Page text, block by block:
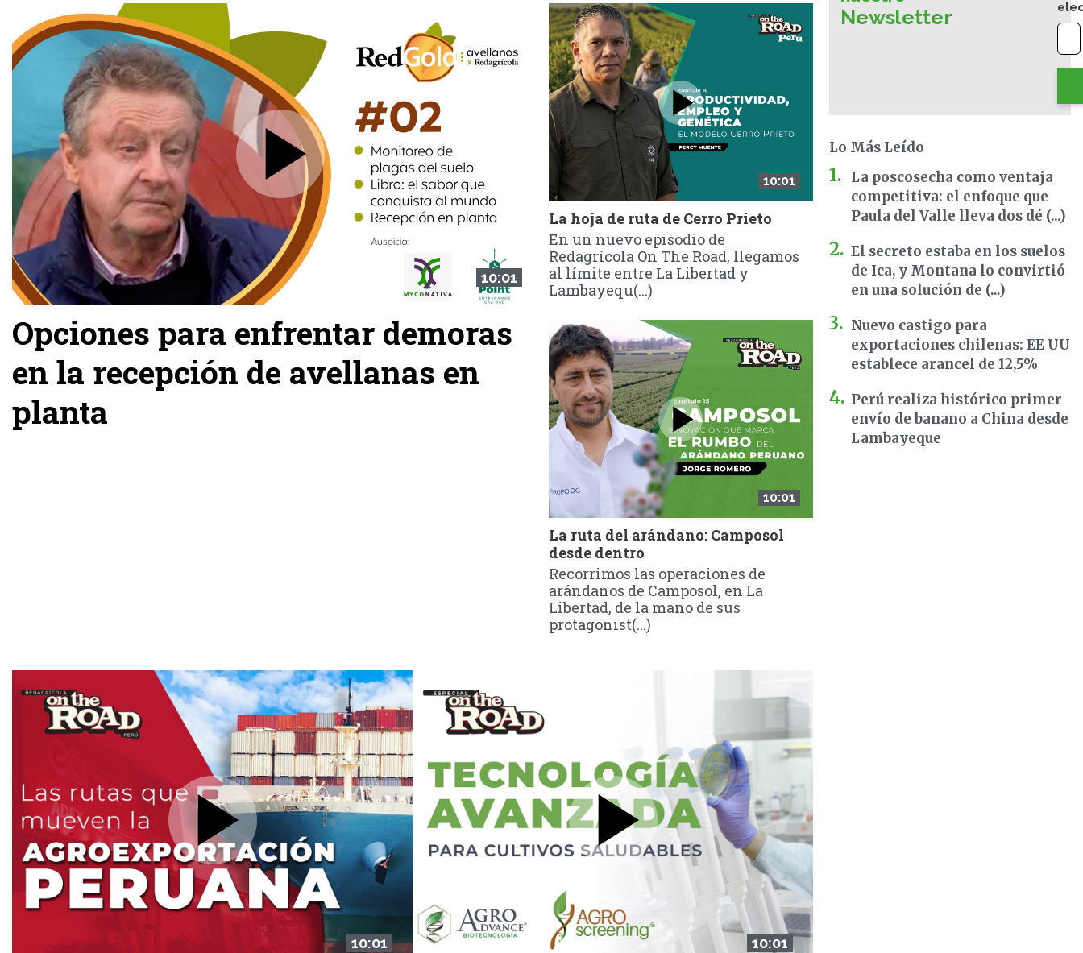
10:01
Opciones para enfrentar demoras
en la recepción de avellanas en
planta
10:01
La hoja de ruta de Cerro Prieto
En un nuevo episodio de
Redagrícola On The Road, llegamos
al límite entre La Libertad y
Lambayequ(...)
10:01
La ruta del arándano: Camposol
desde dentro
Recorrimos las operaciones de
arándanos de Camposol, en La
Libertad, de la mano de sus
protagonist(...)
10:01 10:01
Newsletter
Lo Más Leído
La poscosecha como ventaja
competitiva: el enfoque que
Paula del Valle lleva dos dé (...)
El secreto estaba en los suelos
de Ica, y Montana lo convirtió
en una solución de (...)
Nuevo castigo para
exportaciones chilenas: EE UU
establece arancel de 12,5%
Perú realiza histórico primer
envío de banano a China desde
Lambayeque